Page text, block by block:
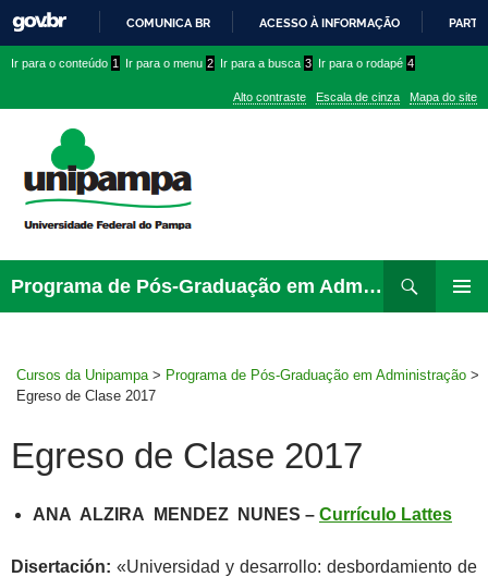
PARA
CONTEÚDO
COMUNICA BR ACESSO À INFORMAÇÃO
conteúdo
menu
superior
menu
Ir para o conteúdo 1 Ir para o menu 2 Ir para a busca 3 Ir para o rodapé 4
Alto contraste Escala de cinza Mapa do site
Programa de Pós-Graduação em Administração
para
Cursos da Unipampa > Programa de Pós-Graduação em Administração >
Egreso de Clase 2017
Egreso de Clase 2017
ANA ALZIRA MENDEZ NUNES – Currículo Lattes
Disertación: «Universidad y desarrollo: desbordamiento de